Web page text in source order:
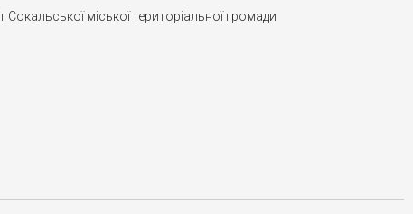
міської територіальної громади